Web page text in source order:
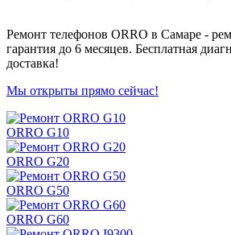
Ремонт телефонов ORRO в Самаре -
гарантия до 6 месяцев. Бесплатная
доставка!
Мы открыты прямо сейчас!
ORRO G10
ORRO G20
ORRO G50
ORRO G60